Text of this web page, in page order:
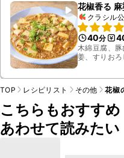
花椒香る
クラシル
40分
木綿豆腐、
姜、すりお
TOP レシピリスト その他 花椒
こちらもおすすめ
あわせて読みたい